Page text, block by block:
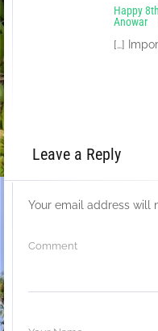
Happy
Anowar
[…]
Leave a Reply
Your email address will